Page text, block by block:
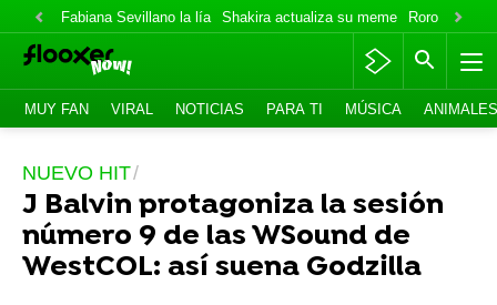
Fabiana Sevillano la lía Shakira actualiza su meme Roro lo niega
MUY FAN VIRAL NOTICIAS PARA TI MÚSICA ANIMALES
NUEVO HIT
J Balvin protagoniza la sesión
número 9 de las WSound de
WestCOL: así suena Godzilla